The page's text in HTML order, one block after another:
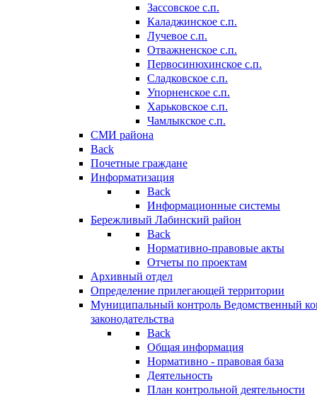
Зассовское с.п.
Каладжинское с.п.
Лучевое с.п.
Отважненское с.п.
Первосинюхинское с.п.
Сладковское с.п.
Упорненское с.п.
Харьковское с.п.
Чамлыкское с.п.
СМИ района
Back
Почетные граждане
Информатизация
Back
Информационные системы
Бережливый Лабинский район
Back
Нормативно-правовые акты
Отчеты по проектам
Архивный отдел
Определение прилегающей территории
Муниципальный контроль Ведомственный
законодательства
Back
Общая информация
Нормативно - правовая база
Деятельность
План контрольной деятельности